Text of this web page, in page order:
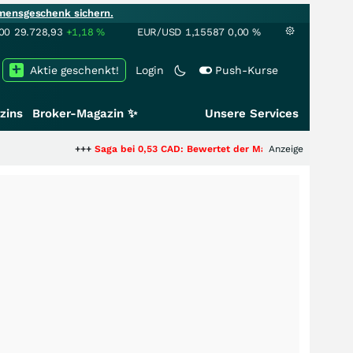
sichern.
29.728,93 +1,18% EUR/USD 1,15587 0,00 %
Login Push-Kurse
Aktie geschenkt!
Broker-Magazin ✨ Unsere Services
Saga bei 0,53 CAD: Bewertet der Markt noch immer nur die
Anzeige